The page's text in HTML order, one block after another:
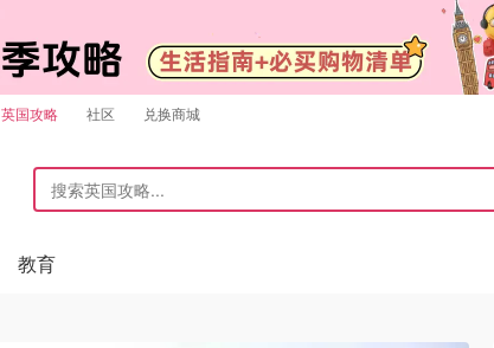
英国攻略 社区 兑换商城
教育